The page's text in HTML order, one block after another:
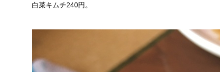
白菜キムチ240円。